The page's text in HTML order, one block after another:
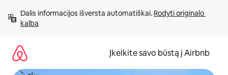
prie
turinio
Dalis informacijos išversta automatiškai. Rodyti originalo
kalba
Įkelkite savo būstą į Airbnb